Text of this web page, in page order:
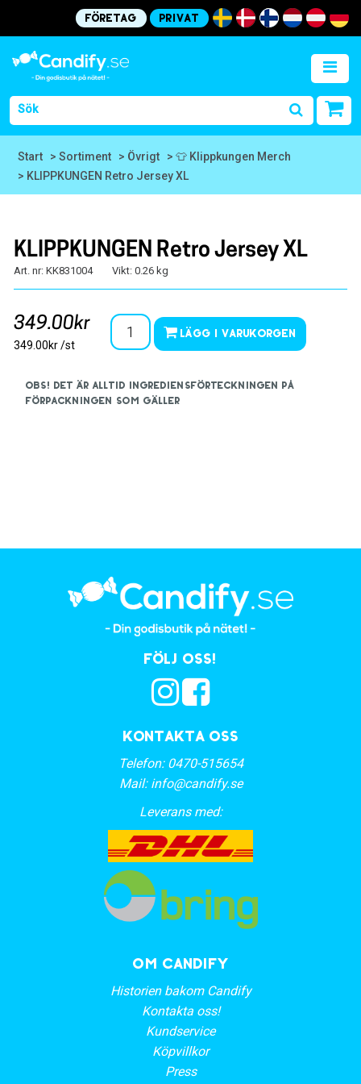
Företag Privat
Start > Sortiment > Övrigt
> 👕 Klippkungen Merch
> KLIPPKUNGEN Retro Jersey XL
KLIPPKUNGEN Retro Jersey XL
Art. nr: KK831004 Vikt: 0.26 kg
349.00kr
349.00kr /st
Lägg i varukorgen
OBS! Det är alltid ingrediensförteckningen på
förpackningen som gäller
Kontakta oss
Telefon: 0470-515654
Mail: info@candify.se
Leverans med:
Följ oss!
OM CANDIFY
Historien bakom Candify
Kontakta oss!
Kundservice
Köpvillkor
Press